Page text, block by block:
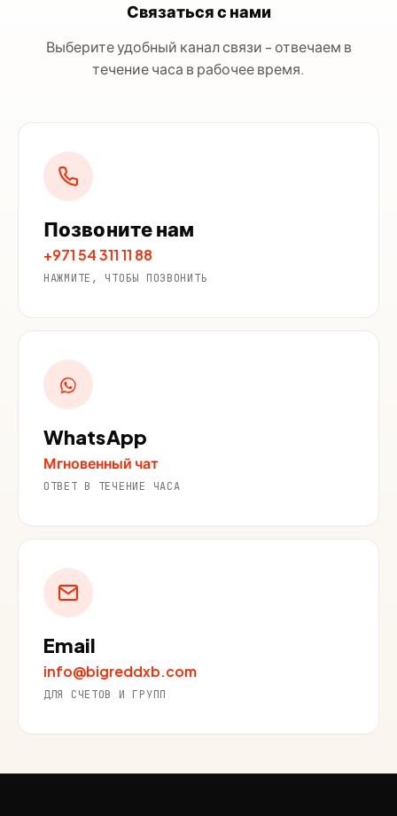
Связаться с нами
Выберите удобный канал связи - отвечаем в
течение часа в рабочее время.
Позвоните нам
+971 54 311 11 88
НАЖМИТЕ, ЧТОБЫ ПОЗВОНИТЬ
WhatsApp
Мгновенный чат
ОТВЕТ В ТЕЧЕНИЕ ЧАСА
Email
info@bigreddxb.com
ДЛЯ СЧЕТОВ И ГРУПП